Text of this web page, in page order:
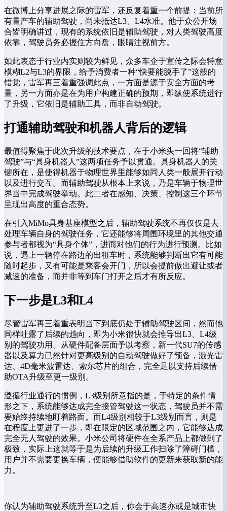
在微博上分享进展之际的雷军，还反复着重一个前提：当前所
有量产车的辅助驾驶，尚未抵达L3、L4水准。他于众公开场
合皆明确讲过，现有的系统依旧是辅助驾驶，对人类驾驶高度
依靠，驾驶员务必握住方向盘，眼睛注视前方。
如此表态于行业内实则较为鲜见，众多车企于宣传之际会特意
模糊L2与L3的界限，给予消费者一种“快要能脱手了”这般的
错觉，雷军再三着重强调此点，一方面是源于安全方面的考
量，另一方面亦是在为用户构建正确的预期，即纵使系统进行
了升级，它依旧是辅助工具，而非自动驾驶。
打通辅助驾驶和机器人背后的逻辑
最值得聚焦于此次升级的技术要点，在于小米头一回将“辅助
驾驶”与“具身机器人”这两项任务予以贯通。具身机器人的关
键所在，是使得机器于物理世界里能够如同人类一般展开行动
以及进行交互。而辅助驾驶从根本上来说，乃是车辆于物理世
界当中完成驾驶举动。此二者在感知、决策、控制这三个环节
呈现出高度的重合态势。
在引入MiMo具身基座模型之后，辅助驾驶系统不再仅仅是去
处理车辆自身的驾驶任务，它还能够将周围环境里的其他交通
参与者都视为“具身个体”，进而对他们的行为进行预测。比如
说，遇上一辆停在路边的出租车时，系统能够判断出它有可能
随时起步，又有可能是乘客会开门，所以会提前做出避让或者
减速的准备，而并非等到车门打开之后才有所反应。
下一步是L3和L4
尽管雷军再三着重表明当下到底仍处于辅助驾驶区间，然而他
同样吐露了后续的趋向，即为小米很快就会推导出L3、L4级
别的驾驶功用。从硬件配备层面予以考察，新一代SU7的传感
器以及算力已然针对更高级别的自动驾驶做好了预备，激光雷
达、4D毫米波雷达、索尔芯片的组合，完全足以支持后续借
助OTA升级至更一级别。
遵循行业通行的惯例，L3级别所意指的是，于特定的条件情
形之下，系统能够达成完全接管驾驶这一状态，驾驶员并不需
要始终持续地盯着路面。而L4级别相较于L3级别而言，则是
在程度上更进了一步，即在限定的区域范围之内，它能够达成
完全无人驾驶的效果。小米公司将硬件在全系产品上都做到了
极致，实际上这就等于是为后续的升级工作扫除了障碍门槛，
用户并不需要更换车辆，便能够借助软件的更新来获取新的能
力。
你认为辅助驾驶系统升至L3之后，你会于高速亦或是城市快